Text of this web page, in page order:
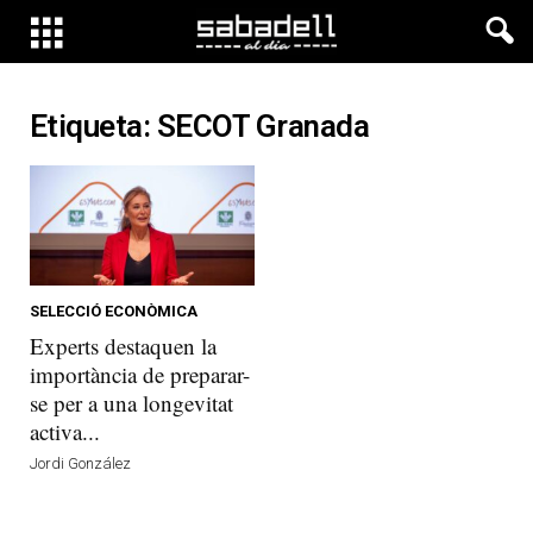
Etiqueta: SECOT Granada
SELECCIÓ ECONÒMICA
Experts destaquen la
importància de preparar-
se per a una longevitat
activa...
Jordi González